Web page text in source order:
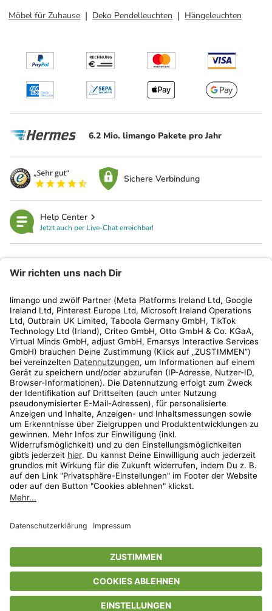
Möbel für Zuhause
Deko Pendelleuchten Hängeleuchten
6.2 Mio. limango Pakete pro Jahr
Sichere Verbindung
Help Center
Jetzt auch per Live-Chat erreichbar!
Kundenservice
Shop
Aktionen
Travel
* Streichpreise entsprechen der unverbindlichen Preisempfehlung des
Herstellers. Prozentangaben beziehen sich auf den Streichpreis.
Freunde-Aktionen findest Du unterwww.limango.de/einladen
ᵇ Gilt nur für von limango versandte Ware (nicht für von Partnern versandte